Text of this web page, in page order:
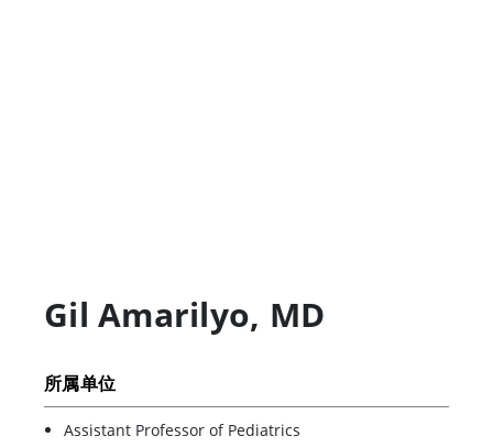
Gil Amarilyo, MD
所属单位
Assistant Professor of Pediatrics